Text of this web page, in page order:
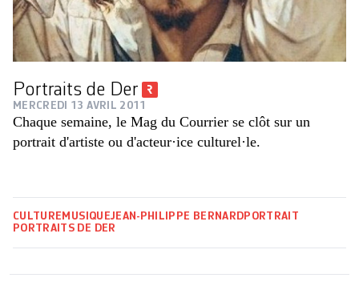
Portraits de Der
MERCREDI 13 AVRIL 2011
Chaque semaine, le Mag du Courrier se clôt sur un
portrait d'artiste ou d'acteur·ice culturel·le.
CULTURE MUSIQUEJEAN-PHILIPPE BERNARD PORTRAIT
PORTRAITS DE DER